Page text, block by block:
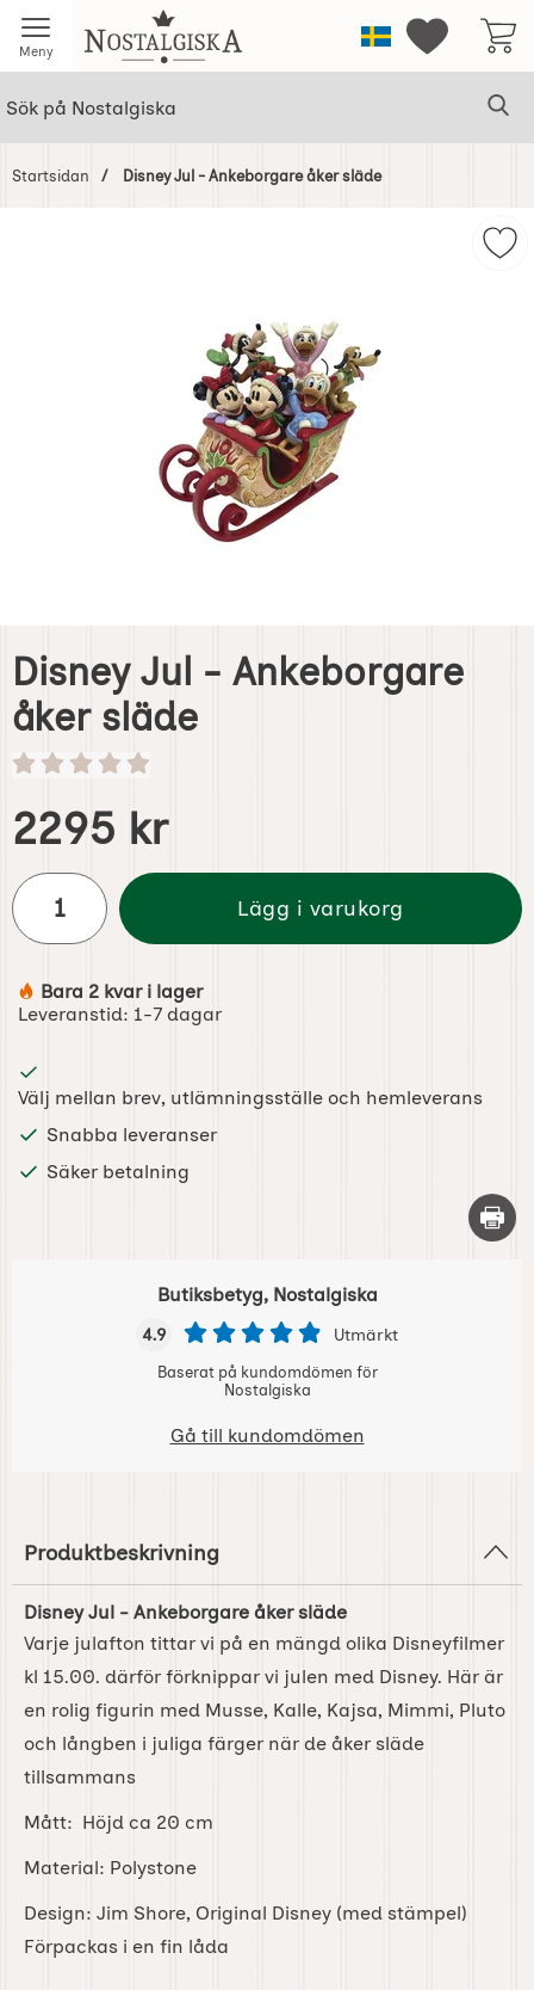
Meny Startsidan för NostalgiskaSverigeMina
Startsidan Disney Jul - Ankeborgare åker släde
Disney Jul - Ankeborgare
åker släde
Handla denna produkt Disney Jul - Ankeborgare åker
pris
2295 kr
antal
Lägg i varukorg
Tillgänglighet:
Bara 2 kvar i lager
Leveranstid: 1-7 dagar
Välj mellan brev, utlämningsställe och hemleverans
Snabba leveranser
Säker betalning
Skriv
Butiksbetyg, Nostalgiska
4.9 Utmärkt
Baserat på kundomdömen för
Nostalgiska
Gå till kundomdömen
Produktbeskrivning
Disney Jul - Ankeborgare åker släde
Varje julafton tittar vi på en mängd olika Disneyfilmer
kl 15.00. därför förknippar vi julen med Disney. Här är
en rolig figurin med Musse, Kalle, Kajsa, Mimmi, Pluto
och långben i juliga färger när de åker släde
tillsammans
Mått: Höjd ca 20 cm
Material: Polystone
Design: Jim Shore, Original Disney (med stämpel)
Förpackas i en fin låda